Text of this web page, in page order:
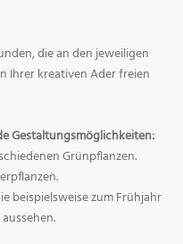
die an den jeweiligen
Ihrer kreativen Ader freien
Gestaltungsmöglichkeiten:
Grünpflanzen.
beispielsweise zum Frühjahr